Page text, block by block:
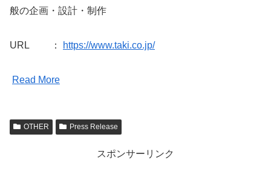
般の企画・設計・制作
URL ： https://www.taki.co.jp/
Read More
OTHER Press Release
スポンサーリンク